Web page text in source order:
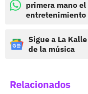
primera mano
entretenimiento
Sigue a La
de la música
Relacionados